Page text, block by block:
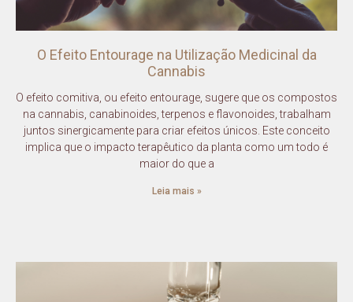
O Efeito Entourage na Utilização Medicinal da
Cannabis
O efeito comitiva, ou efeito entourage, sugere que os compostos
na cannabis, canabinoides, terpenos e flavonoides, trabalham
juntos sinergicamente para criar efeitos únicos. Este conceito
implica que o impacto terapêutico da planta como um todo é
maior do que a
Leia mais »